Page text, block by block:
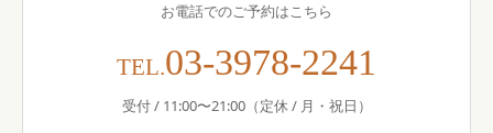
お電話でのご予約はこちら
TEL.03-3978-2241
受付 / 11:00〜21:00（定休 / 月・祝日）